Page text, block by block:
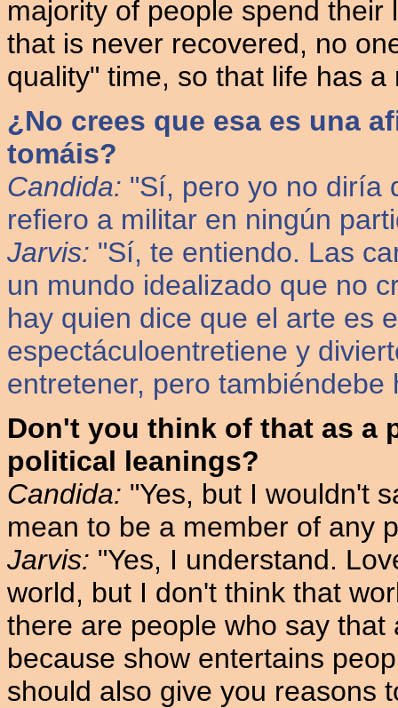
majority of people spend
that is never recovered, no
quality" time, so that life has a
¿No crees que esa es una
tomáis?
Candida: "Sí, pero yo no diría
refiero a militar en ningún
Jarvis: "Sí, te entiendo. Las
un mundo idealizado que no
hay quien dice que el arte es
espectáculoentretiene y
entretener, pero tambiéndebe
Don't you think of that as a
political leanings?
Candida: "Yes, but I wouldn't
mean to be a member of any
Jarvis: "Yes, I understand.
world, but I don't think that
there are people who say
because show entertains
should also give you reasons